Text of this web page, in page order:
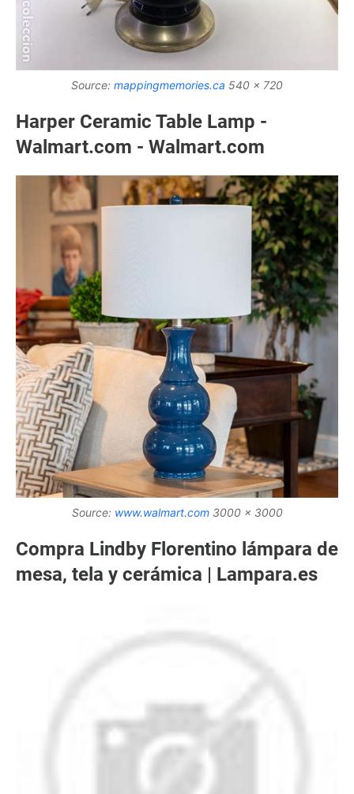
Source: mappingmemories.ca 540 x 720
Harper Ceramic Table Lamp -
Walmart.com - Walmart.com
Source: www.walmart.com3000 x 3000
Compra Lindby Florentino lámpara de
mesa, tela y cerámica | Lampara.es